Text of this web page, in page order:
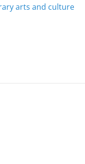
arts and culture